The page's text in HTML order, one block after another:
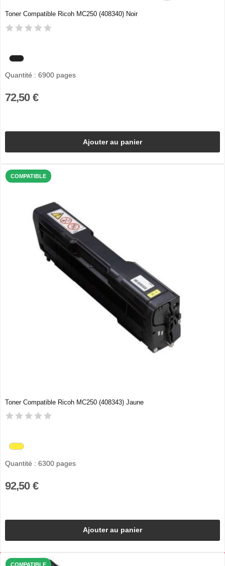
Toner Compatible Ricoh MC250 (408340) Noir
Quantité : 6900 pages
72,50 €
Ajouter au panier
COMPATIBLE
Toner Compatible Ricoh MC250 (408343) Jaune
Quantité : 6300 pages
92,50 €
Ajouter au panier
COMPATIBLE